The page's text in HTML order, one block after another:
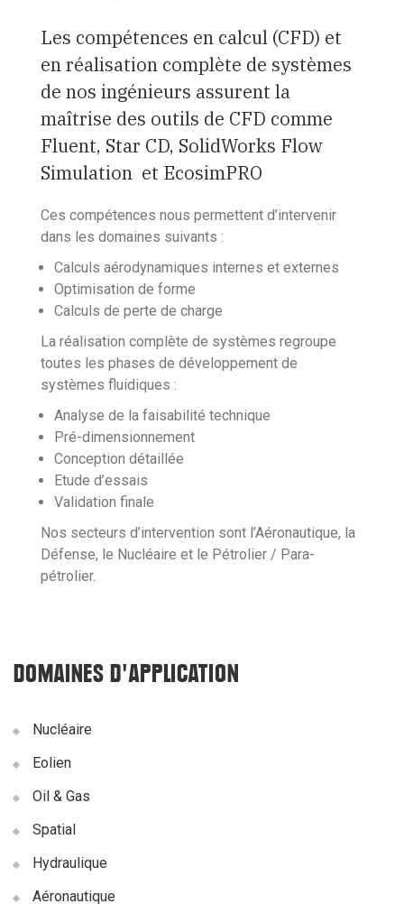
Les compétences en calcul (CFD) et
en réalisation complète de systèmes
de nos ingénieurs assurent la
maîtrise des outils de CFD comme
Fluent, Star CD, SolidWorks Flow
Simulation et EcosimPRO
Ces compétences nous permettent d’intervenir
dans les domaines suivants :
Calculs aérodynamiques internes et externes
Optimisation de forme
Calculs de perte de charge
La réalisation complète de systèmes regroupe
toutes les phases de développement de
systèmes fluidiques :
Analyse de la faisabilité technique
Pré-dimensionnement
Conception détaillée
Etude d’essais
Validation finale
Nos secteurs d’intervention sont l’Aéronautique, la
Défense, le Nucléaire et le Pétrolier / Para-
pétrolier.
DOMAINES D'APPLICATION
Nucléaire
Eolien
Oil & Gas
Spatial
Hydraulique
Aéronautique